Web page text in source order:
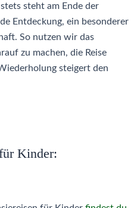
steht am Ende der
Entdeckung, ein besonderer
So nutzen wir das
zu machen, die Reise
steigert den
Kinder: